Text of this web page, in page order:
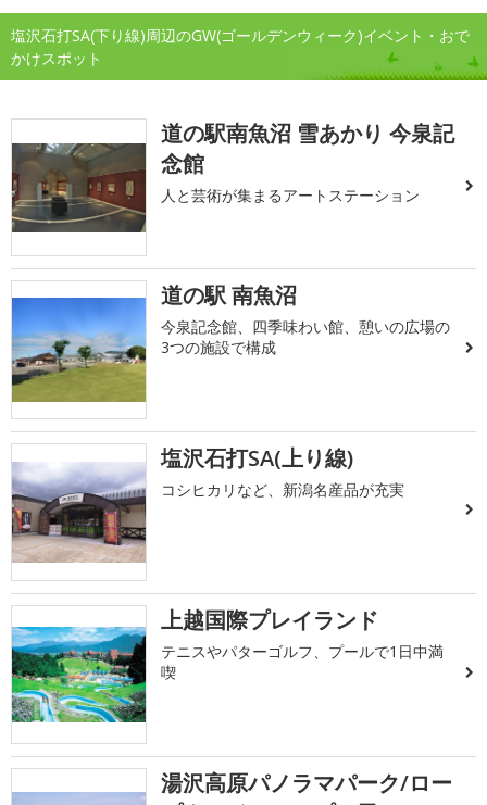
塩沢石打SA(下り線)周辺のGW(ゴールデンウィーク)イベント・おで
かけスポット
道の駅南魚沼 雪あかり 今泉記
念館
人と芸術が集まるアートステーション
道の駅 南魚沼
今泉記念館、四季味わい館、憩いの広場の
3つの施設で構成
塩沢石打SA(上り線)
コシヒカリなど、新潟名産品が充実
上越国際プレイランド
テニスやパターゴルフ、プールで1日中満
喫
湯沢高原パノラマパーク/ロー